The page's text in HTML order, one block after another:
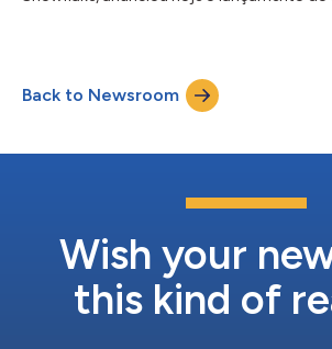
que fazem parte de sua força de trabalho
clientes estão escalando agentes de IA para
parceiros estão lançando novas soluções no
Back to Newsroom
Wish your
this kind of